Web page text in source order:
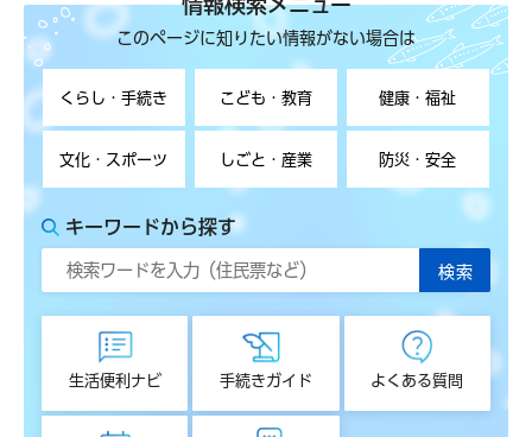
情報検索メニュー
このページに知りたい情報がない場合は
くらし・手続き こども・教育 健康・福祉
文化・スポーツ しごと・産業 防災・安全
キーワードから探す
生活便利ナビ 手続きガイド よくある質問